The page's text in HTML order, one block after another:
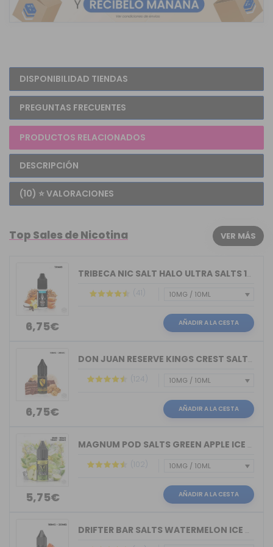
DISPONIBILIDAD TIENDAS
PREGUNTAS FRECUENTES
PRODUCTOS RELACIONADOS
DESCRIPCIÓN
(10) ⭐ VALORACIONES
Top Sales de Nicotina VER MÁS
6,75€
TRIBECA NIC SALT HALO ULTRA SALTS 10M...
(41)
AÑADIR A LA CESTA
6,75€
DON JUAN RESERVE KINGS CREST SALTS 10ML
(124)
AÑADIR A LA CESTA
5,75€
MAGNUM POD SALTS GREEN APPLE ICE 10ML
(102)
AÑADIR A LA CESTA
DRIFTER BAR SALTS WATERMELON ICE JUIC...